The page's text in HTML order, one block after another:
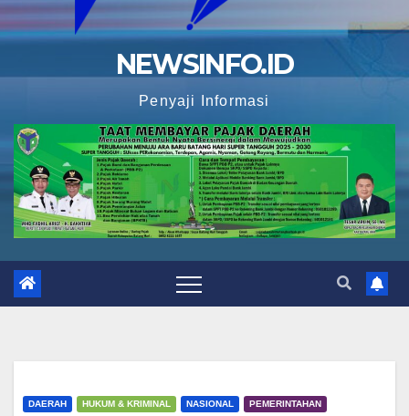
NEWSINFO.ID
Penyaji Informasi
DAERAH HUKUM & KRIMINAL NASIONAL PEMERINTAHAN